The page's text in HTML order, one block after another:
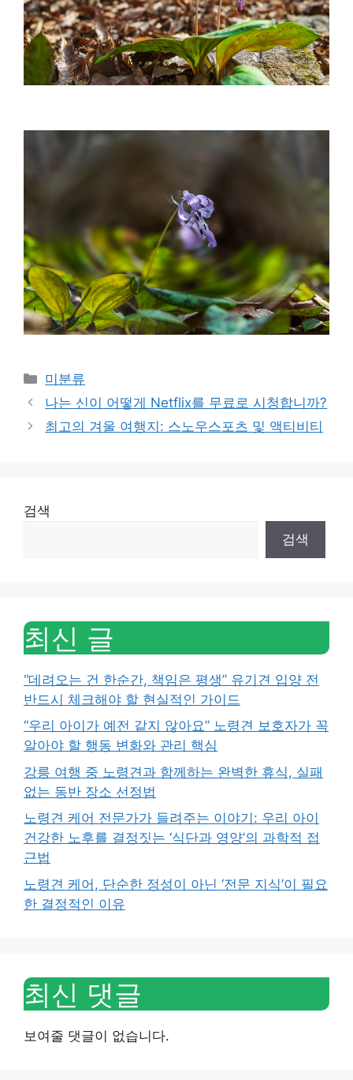
Categories
미분류
나는 신이 어떻게 Netflix를 무료로 시청합니까?
최고의 겨울 여행지: 스노우스포츠 및 액티비티
검색
검색
최신 글
“데려오는 건 한순간, 책임은 평생” 유기견 입양 전
반드시 체크해야 할 현실적인 가이드
“우리 아이가 예전 같지 않아요” 노령견 보호자가 꼭
알아야 할 행동 변화와 관리 핵심
강릉 여행 중 노령견과 함께하는 완벽한 휴식, 실패
없는 동반 장소 선정법
노령견 케어 전문가가 들려주는 이야기: 우리 아이
건강한 노후를 결정짓는 ‘식단과 영양’의 과학적 접
근법
노령견 케어, 단순한 정성이 아닌 ‘전문 지식’이 필요
한 결정적인 이유
최신 댓글
보여줄 댓글이 없습니다.